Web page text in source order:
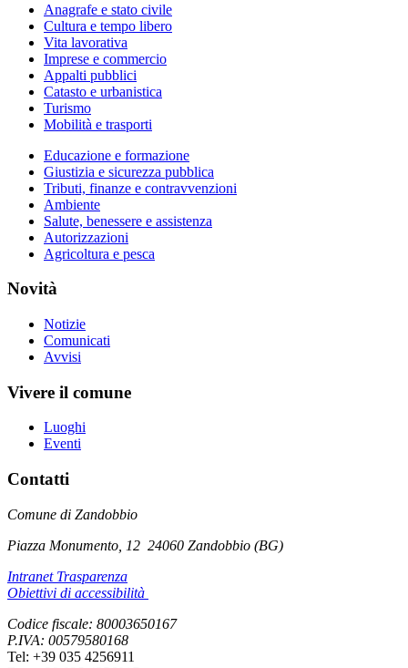
Anagrafe e stato civile
Cultura e tempo libero
Vita lavorativa
Imprese e commercio
Appalti pubblici
Catasto e urbanistica
Turismo
Mobilità e trasporti
Educazione e formazione
Giustizia e sicurezza pubblica
Tributi, finanze e contravvenzioni
Ambiente
Salute, benessere e assistenza
Autorizzazioni
Agricoltura e pesca
Novità
Notizie
Comunicati
Avvisi
Vivere il comune
Luoghi
Eventi
Contatti
Comune di Zandobbio
Piazza Monumento, 12 24060 Zandobbio (BG)
Intranet Trasparenza
Obiettivi di accessibilità
Codice fiscale: 80003650167
P.IVA: 00579580168
Tel: +39 035 4256911